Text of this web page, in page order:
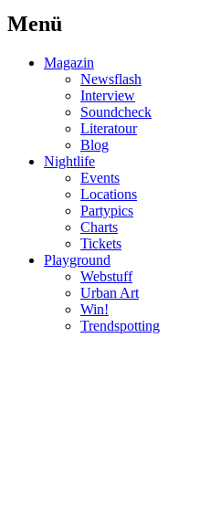
Menü
Magazin
Newsflash
Interview
Soundcheck
Literatour
Blog
Nightlife
Events
Locations
Partypics
Charts
Tickets
Playground
Webstuff
Urban Art
Win!
Trendspotting